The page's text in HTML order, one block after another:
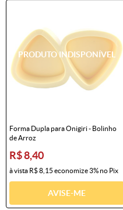
Forma Dupla para Onigiri - Bolinho
de Arroz
R$ 8,40
à vista R$ 8,15 economize3%no Pix
AVISE-ME